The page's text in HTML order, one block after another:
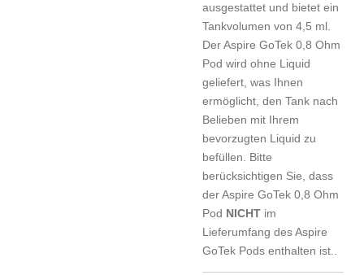
ausgestattet und bietet ein
Tankvolumen von 4,5 ml.
Der Aspire GoTek 0,8 Ohm
Pod wird ohne Liquid
geliefert, was Ihnen
ermöglicht, den Tank nach
Belieben mit Ihrem
bevorzugten Liquid zu
befüllen. Bitte
berücksichtigen Sie, dass
der Aspire GoTek 0,8 Ohm
Pod NICHT im
Lieferumfang des Aspire
GoTek Pods enthalten ist..